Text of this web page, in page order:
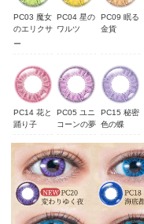
PC03 魔女
のエリクサ
ー
PC04 星の
ワルツ
PC09 眠る
金貨
PC14 花と
踊り子
PC05 ユニ
コーンの夢
PC15 秘密
色の蝶